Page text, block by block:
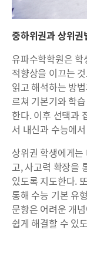
중하위권과 상위
유파수학학원은
적향상을 이끄는
읽고 해석하는 방
르쳐 기본기와 학
한다. 이후 선택과
서 내신과 수능에
상위권 학생에게
고, 사고력 확장을
있도록 지도한다.
통해 수능 기본 유
문항은 어려운 개
쉽게 해결할 수 있